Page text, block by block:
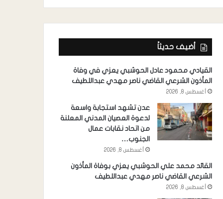
أضيف حديثاً
القيادي محمود عادل الحوشبي يعزي في وفاة
المأذون الشرعي القاضي ناصر مهدي عبداللطيف
أغسطس 8, 2026
عدن تشهد استجابة واسعة
لدعوة العصيان المدني المعلنة
من اتحاد نقابات عمال
الجنوب…
أغسطس 8, 2026
القائد محمد علي الحوشبي يعزي بوفاة المأذون
الشرعي القاضي ناصر مهدي عبداللطيف
أغسطس 8, 2026